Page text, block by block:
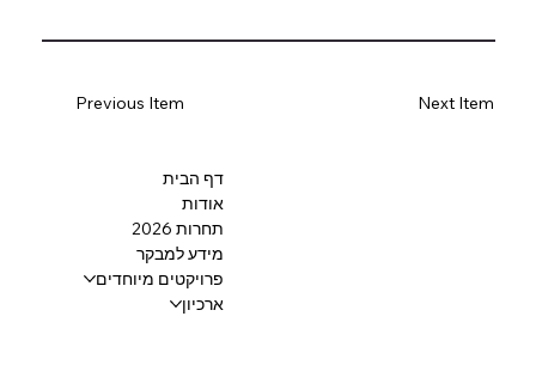
Next Item
Previous Item
דף הבית
אודות
תחרות 2026
מידע למבקר
פרויקטים מיוחדים
ארכיון